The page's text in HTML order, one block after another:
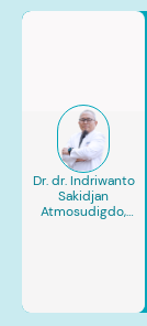
Dr. dr. Indriwanto
Sakidjan
Atmosudigdo,